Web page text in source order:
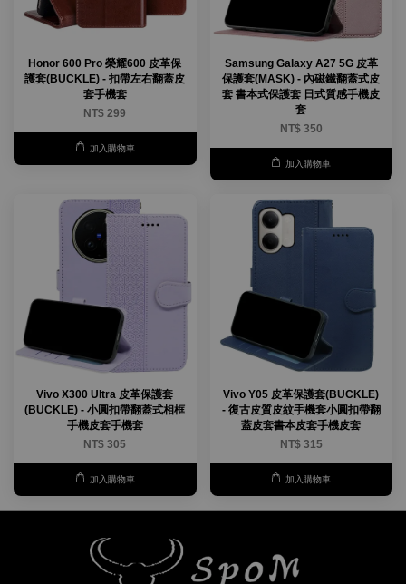
Honor 600 Pro 榮耀600 皮革保
護套(BUCKLE) - 扣帶左右翻蓋皮
套手機套
NT$ 299
加入購物車
Samsung Galaxy A27 5G 皮革
保護套(MASK) - 內磁鐵翻蓋式皮
套 書本式保護套 日式質感手機皮
套
NT$ 350
加入購物車
Vivo X300 Ultra 皮革保護套
(BUCKLE) - 小圓扣帶翻蓋式相框
手機皮套手機套
NT$ 305
加入購物車
Vivo Y05 皮革保護套(BUCKLE)
- 復古皮質皮紋手機套小圓扣帶翻
蓋皮套書本皮套手機皮套
NT$ 315
加入購物車